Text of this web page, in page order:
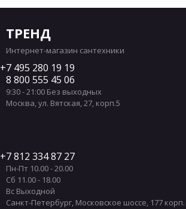
ТРЕНД
Интернет-магазин сантехники
7 495 280 19 19
8 800 555 45 06
9:30 - 21:00 Без выходных
Москва,ул. Вятская, 27, корп.5
7 812 334 87 27
Пн-Пт 10.00 - 20.00
Сб 11.00 - 18.00
Вс Выходной
Санкт-Петербург, Московское шоссе, 177 корп.